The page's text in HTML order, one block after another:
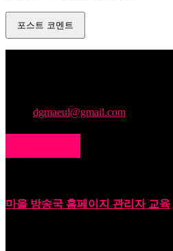
dgmaeul@gmail.com
마을 방송국 홈페이지 관리자 교육